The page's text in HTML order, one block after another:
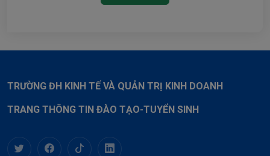
TRƯỜNG ĐH KINH TẾ VÀ QUẢN TRỊ KINH DOANH
TRANG THÔNG TIN ĐÀO TẠO-TUYỂN SINH